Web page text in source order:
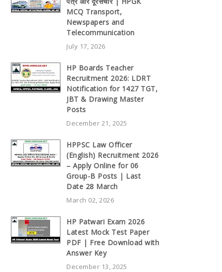
MCQ Transport,
Newspapers and
Telecommunication
July 17, 2026
HP Boards Teacher
Recruitment 2026: LDRT
Notification for 1427 TGT,
JBT & Drawing Master
Posts
December 21, 2025
HPPSC Law Officer
(English) Recruitment 2026
– Apply Online for 06
Group-B Posts | Last
Date 28 March
March 02, 2026
HP Patwari Exam 2026
Latest Mock Test Paper
PDF | Free Download with
Answer Key
December 13, 2025